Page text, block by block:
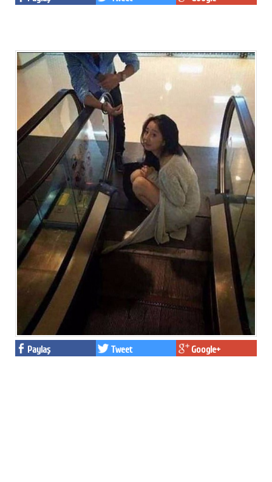
Paylaş Tweet Google+